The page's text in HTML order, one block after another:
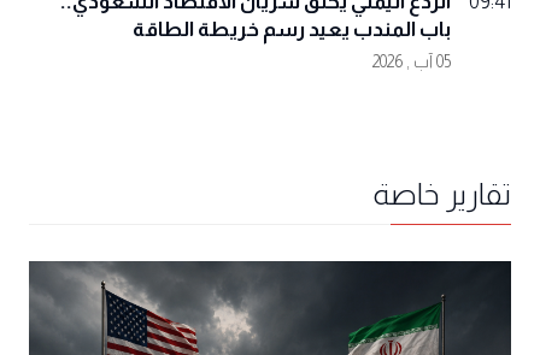
باب المندب يعيد رسم خريطة الطاقة
05 آب , 2026
تقارير خاصة